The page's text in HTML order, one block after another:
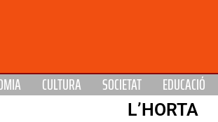
CULTURA SOCIETAT EDUCACIÓ
L’HORTA